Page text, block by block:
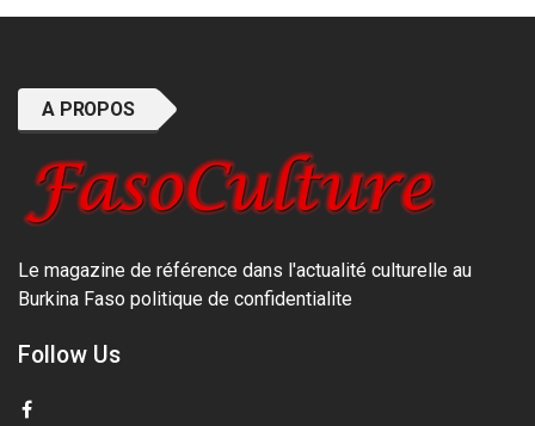
A PROPOS
Le magazine de référence dans l'actualité culturelle au
Burkina Faso politique de confidentialite
Follow Us